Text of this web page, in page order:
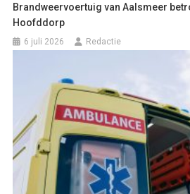
Brandweervoertuig van Aalsmeer
Hoofddorp
6 juli 2026 Redactie